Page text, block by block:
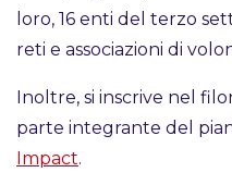
loro, 16 enti del terzo
reti e associazioni di
Inoltre, si inscrive nel
parte integrante del
Impact.